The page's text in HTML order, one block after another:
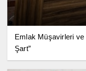
Emlak Müşavirleri ve
Şart”